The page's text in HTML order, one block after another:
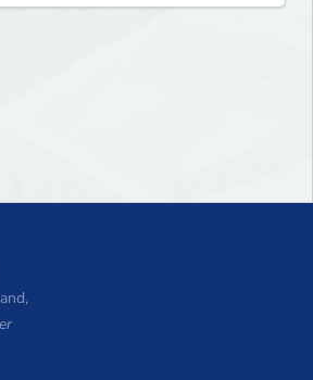
and play on one